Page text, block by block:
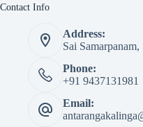
Contact Info
Address:
Sai
Phone:
+91 9437131981
Email: